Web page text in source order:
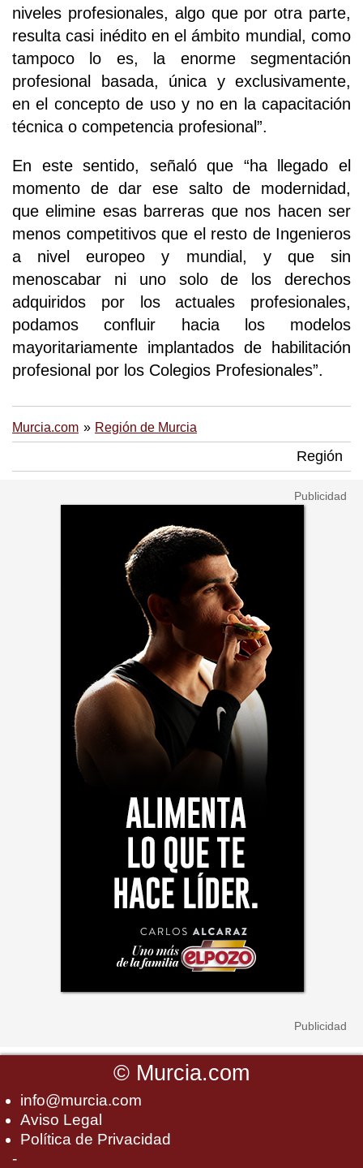
niveles profesionales, algo que por otra parte,
resulta casi inédito en el ámbito mundial, como
tampoco lo es, la enorme segmentación
profesional basada, única y exclusivamente,
en el concepto de uso y no en la capacitación
técnica o competencia profesional”.
En este sentido, señaló que “ha llegado el
momento de dar ese salto de modernidad,
que elimine esas barreras que nos hacen ser
menos competitivos que el resto de Ingenieros
a nivel europeo y mundial, y que sin
menoscabar ni uno solo de los derechos
adquiridos por los actuales profesionales,
podamos confluir hacia los modelos
mayoritariamente implantados de habilitación
profesional por los Colegios Profesionales”.
Murcia.com Región de Murcia
Región
© Murcia.com
info@murcia.com
Aviso Legal
Política de Privacidad
-